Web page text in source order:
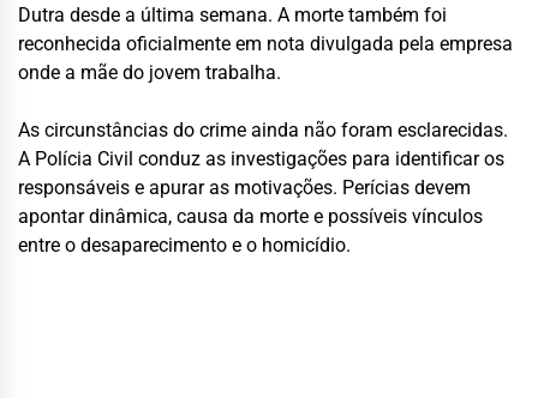
Dutra desde a última semana. A morte também foi
reconhecida oficialmente em nota divulgada pela empresa
onde a mãe do jovem trabalha.
As circunstâncias do crime ainda não foram esclarecidas.
A Polícia Civil conduz as investigações para identificar os
responsáveis e apurar as motivações. Perícias devem
apontar dinâmica, causa da morte e possíveis vínculos
entre o desaparecimento e o homicídio.